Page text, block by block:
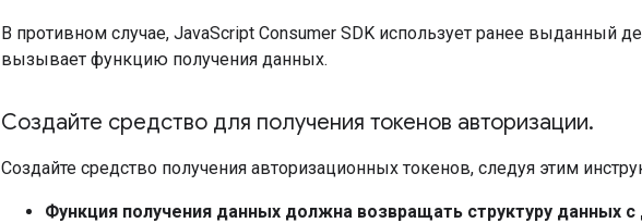
В противном случае, JavaScript Consumer SDK использует ранее выданный
вызывает функцию получения данных.
Создайте средство для получения токенов авторизации.
Создайте средство получения авторизационных токенов, следуя этим
Функция получения данных должна возвращать структуру данных